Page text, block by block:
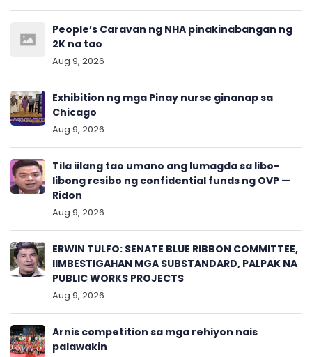
People’s Caravan ng NHA pinakinabangan ng
2K na tao
Aug 9, 2026
Exhibition ng mga Pinay nurse ginanap sa
Chicago
Aug 9, 2026
Tila iilang tao umano ang lumagda sa libo-
libong resibo ng confidential funds ng OVP —
Ridon
Aug 9, 2026
ERWIN TULFO: SENATE BLUE RIBBON COMMITTEE,
IIMBESTIGAHAN MGA SUBSTANDARD, PALPAK NA
PUBLIC WORKS PROJECTS
Aug 9, 2026
Arnis competition sa mga rehiyon nais
palawakin